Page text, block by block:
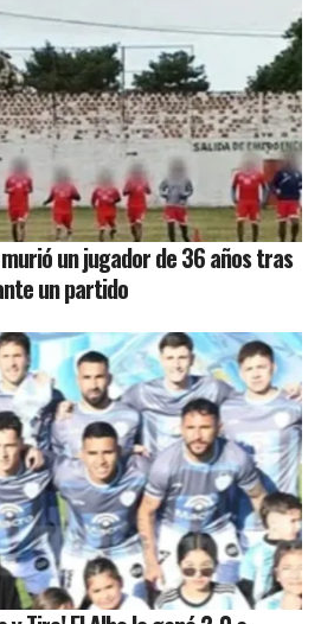
un jugador de 36 años tras
un partido